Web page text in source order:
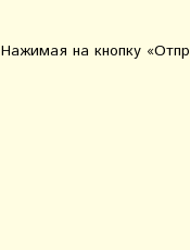
Нажимая на кнопку